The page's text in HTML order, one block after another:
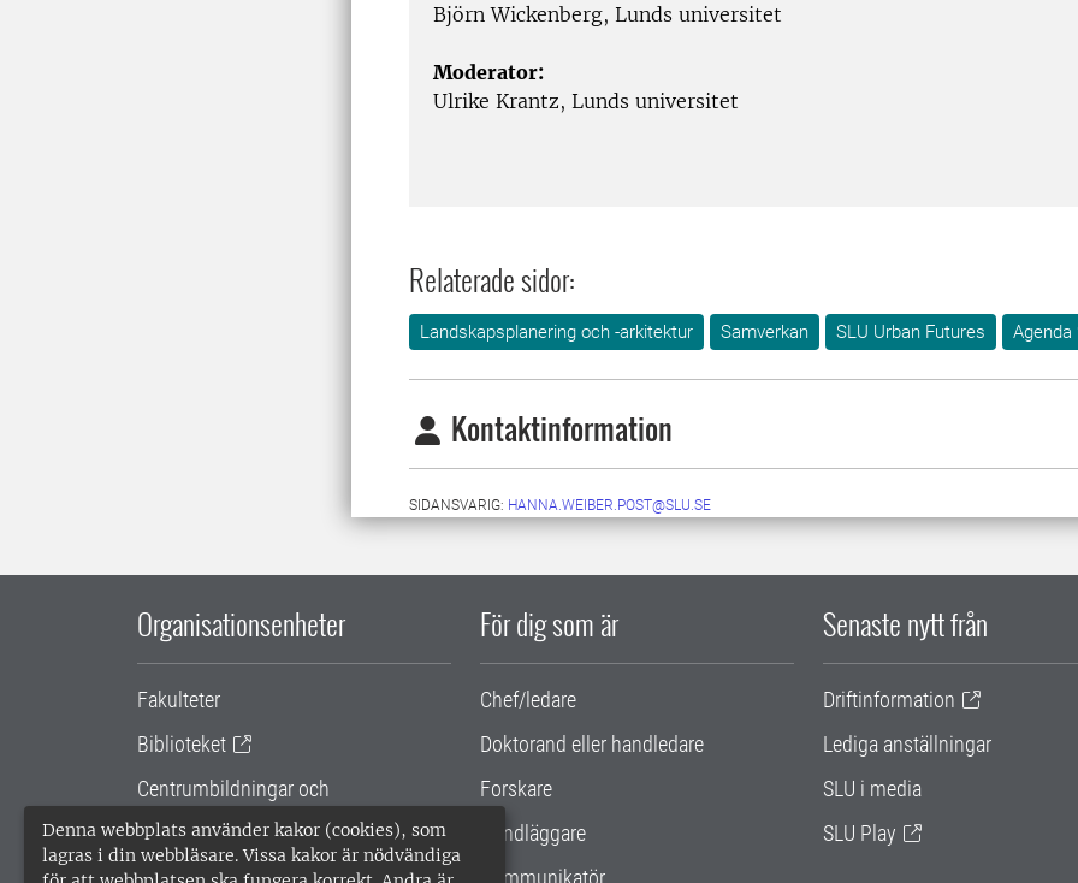
Denna webbplats använder kakor (cookies), som
lagras i din webbläsare. Vissa kakor är nödvändiga
Björn Wickenberg, Lunds universitet
Moderator:
Ulrike Krantz, Lunds universitet
Relaterade sidor:
Landskapsplanering och -arkitektur Samverkan SLU Urban Futures Agenda
Kontaktinformation
SIDANSVARIG: HANNA.WEIBER.POST@SLU.SE
Organisationsenheter
Fakulteter
Biblioteket
Centrumbildningar och
samarbetsprojekt
Gemensamma verksamhetsstödet
För dig som är
Chef/ledare
Doktorand eller handledare
Forskare
Handläggare
Kommunikatör
Senaste nytt från
Driftinformation
Lediga anställningar
SLU i media
SLU Play